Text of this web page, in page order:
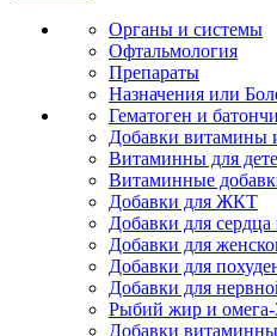
Органы и системы
Офтальмология
Препараты
Назначения или
Гематоген и
Добавки витамины
Витаминны для
Витаминные
Добавки для ЖКТ
Добавки для сердца
Добавки для
Добавки для
Добавки для
Рыбий жир и
Добавки